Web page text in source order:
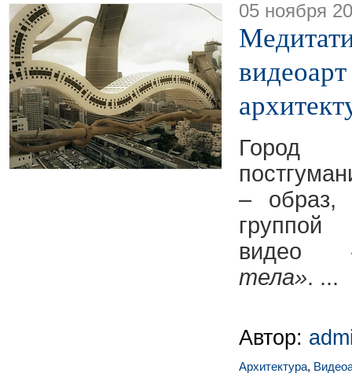
05 ноября
– образ,
видео
тела». ...
Автор:
Архитектура,